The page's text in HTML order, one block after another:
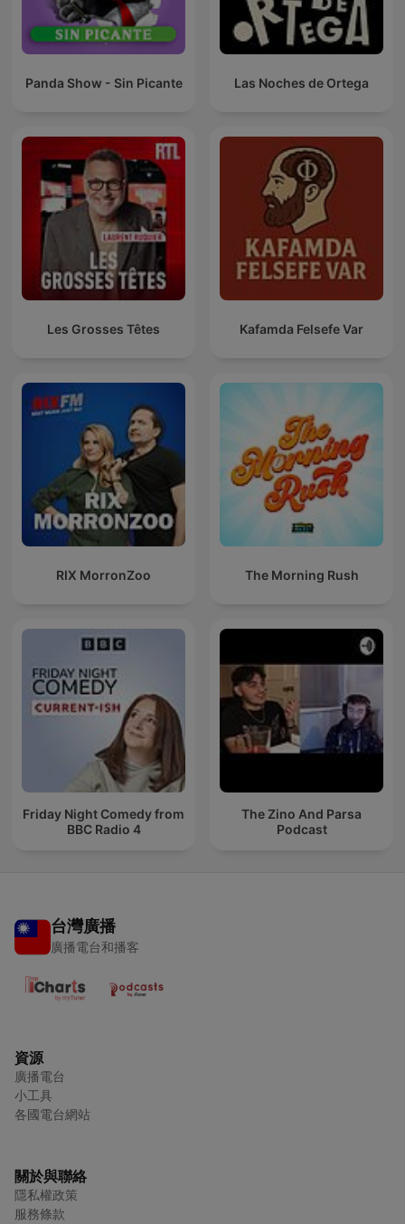
Panda Show - Sin Picante Las Noches de Ortega
Les Grosses Têtes Kafamda Felsefe Var
RIX MorronZoo The Morning Rush
Friday Night Comedy from
BBC Radio 4
The Zino And Parsa
Podcast
台灣廣播
廣播電台和播客
資源
廣播電台
小工具
各國電台網站
關於與聯絡
隱私權政策
服務條款